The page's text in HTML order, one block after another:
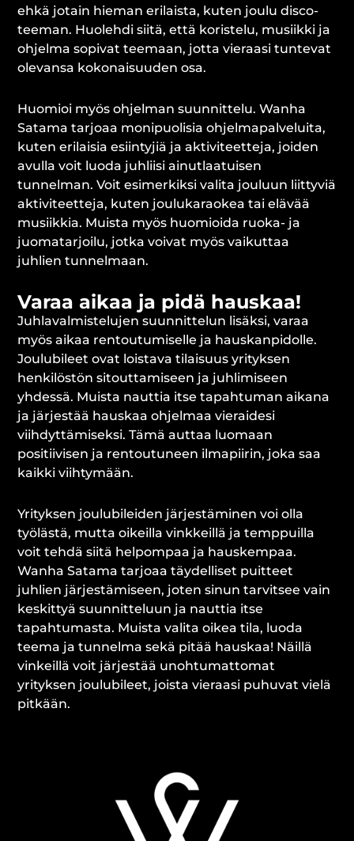
ehkä jotain hieman erilaista, kuten joulu disco-
teeman. Huolehdi siitä, että koristelu, musiikki ja
ohjelma sopivat teemaan, jotta vieraasi tuntevat
olevansa kokonaisuuden osa.
Huomioi myös ohjelman suunnittelu. Wanha
Satama tarjoaa monipuolisia ohjelmapalveluita,
kuten erilaisia esiintyjiä ja aktiviteetteja, joiden
avulla voit luoda juhliisi ainutlaatuisen
tunnelman. Voit esimerkiksi valita jouluun liittyviä
aktiviteetteja, kuten joulukaraokea tai elävää
musiikkia. Muista myös huomioida ruoka- ja
juomatarjoilu, jotka voivat myös vaikuttaa
juhlien tunnelmaan.
Varaa aikaa ja pidä hauskaa!
Juhlavalmistelujen suunnittelun lisäksi, varaa
myös aikaa rentoutumiselle ja hauskanpidolle.
Joulubileet ovat loistava tilaisuus yrityksen
henkilöstön sitouttamiseen ja juhlimiseen
yhdessä. Muista nauttia itse tapahtuman aikana
ja järjestää hauskaa ohjelmaa vieraidesi
viihdyttämiseksi. Tämä auttaa luomaan
positiivisen ja rentoutuneen ilmapiirin, joka saa
kaikki viihtymään.
Yrityksen joulubileiden järjestäminen voi olla
työlästä, mutta oikeilla vinkkeillä ja temppuilla
voit tehdä siitä helpompaa ja hauskempaa.
Wanha Satama tarjoaa täydelliset puitteet
juhlien järjestämiseen, joten sinun tarvitsee vain
keskittyä suunnitteluun ja nauttia itse
tapahtumasta. Muista valita oikea tila, luoda
teema ja tunnelma sekä pitää hauskaa! Näillä
vinkeillä voit järjestää unohtumattomat
yrityksen joulubileet, joista vieraasi puhuvat vielä
pitkään.